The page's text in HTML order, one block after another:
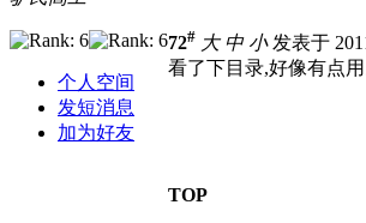
个人空间
发短消息
加为好友
72# 大 中 小发表于
看了下目录,好像有点用
TOP